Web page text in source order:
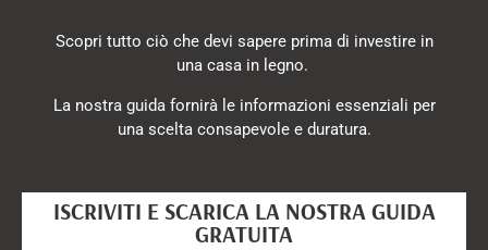
Scopri tutto ciò che devi sapere prima di investire in
una casa in legno.
La nostra guida fornirà le informazioni essenziali per
una scelta consapevole e duratura.
ISCRIVITI E SCARICA LA NOSTRA GUIDA
GRATUITA